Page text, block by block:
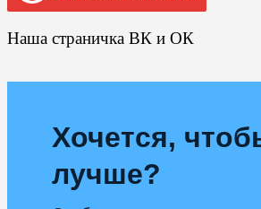
Наша страничка ВК и ОК
Хочется,
лучше?